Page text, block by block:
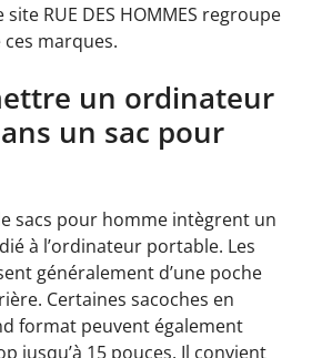
RUE DES HOMMES regroupe
marques.
un ordinateur
un sac pour
sacs pour homme intègrent un
à l’ordinateur portable. Les
généralement d’une poche
Certaines sacoches en
format peuvent également
jusqu’à 15 pouces. Il convient